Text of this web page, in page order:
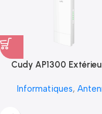
Cudy AP1300
Informatiques,